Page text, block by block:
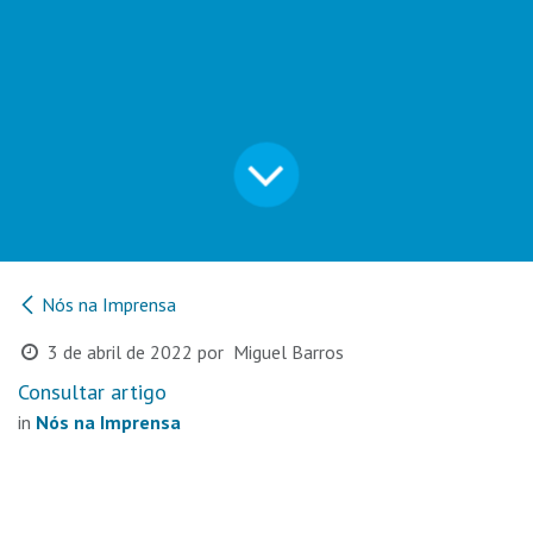
Nós na Imprensa
3 de abril de 2022 por Miguel Barros
Consultar artigo
in Nós na Imprensa